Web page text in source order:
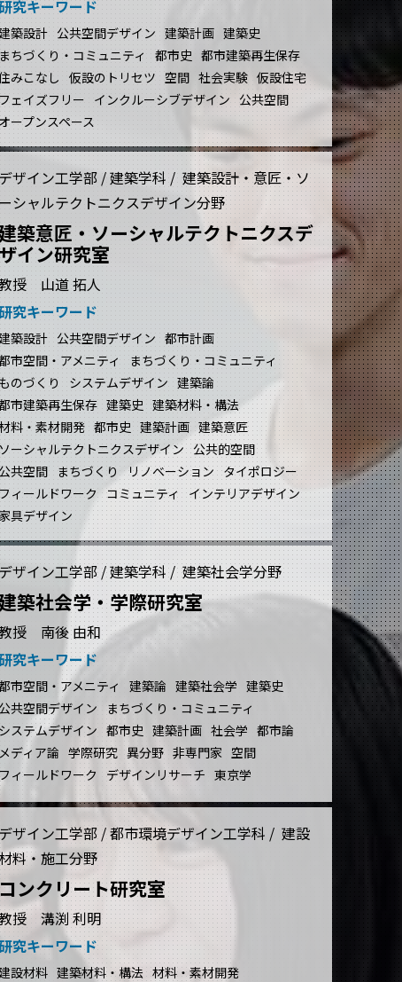
究キーワード
築設計 公共空間デザイン 建築計画 建築史
まちづくり・コミュニティ
都市史 都市建築再生保存
みこなし
仮設のトリセツ 空間 社会実験 仮設住宅
フェイズフリー インクルーシブデザイン 公共空間
オープンスペース
デザイン工学部 / 建築学科 / 建築設計・意匠・ソ
ーシャルテクトニクスデザイン分野
築意匠・ソーシャルテクトニクスデ
ザイン研究室
授 山道 拓人
究キーワード
築設計 公共空間デザイン 都市計画
市空間・アメニティ
まちづくり・コミュニティ
ものづくり
システムデザイン 建築論
市建築再生保存 建築史 建築材料・構法
料・素材開発 都市史 建築計画 建築意匠
ソーシャルテクトニクスデザイン 公共的空間
公共空間 まちづくり リノベーション タイポロジー
フィールドワーク コミュニティ
インテリアデザイン
具デザイン
デザイン工学部 / 建築学科 / 建築社会学分野
築社会学・学際研究室
授 南後 由和
究キーワード
市空間・アメニティ 建築論 建築社会学 建築史
公共空間デザイン
まちづくり・コミュニティ
システムデザイン 都市史 建築計画 社会学 都市論
メディア論 学際研究 異分野 非専門家 空間
フィールドワーク
デザインリサーチ 東京学
デザイン工学部 / 都市環境デザイン工学科 / 建設
料・施工分野
コンクリート研究室
授 溝渕 利明
究キーワード
設材料 建築材料・構法 材料・素材開発